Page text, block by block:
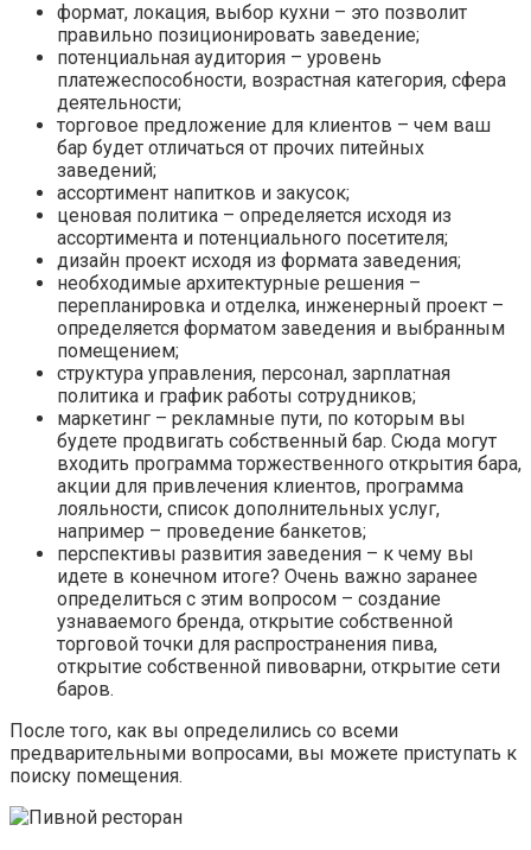
формат, локация, выбор кухни – это позволит
правильно позиционировать заведение;
потенциальная аудитория – уровень
платежеспособности, возрастная категория, сфера
деятельности;
торговое предложение для клиентов – чем ваш
бар будет отличаться от прочих питейных
заведений;
ассортимент напитков и закусок;
ценовая политика – определяется исходя из
ассортимента и потенциального посетителя;
дизайн проект исходя из формата заведения;
необходимые архитектурные решения –
перепланировка и отделка, инженерный проект –
определяется форматом заведения и выбранным
помещением;
структура управления, персонал, зарплатная
политика и график работы сотрудников;
маркетинг – рекламные пути, по которым вы
будете продвигать собственный бар. Сюда могут
входить программа торжественного открытия бара,
акции для привлечения клиентов, программа
лояльности, список дополнительных услуг,
например – проведение банкетов;
перспективы развития заведения – к чему вы
идете в конечном итоге? Очень важно заранее
определиться с этим вопросом – создание
узнаваемого бренда, открытие собственной
торговой точки для распространения пива,
открытие собственной пивоварни, открытие сети
баров.
После того, как вы определились со всеми
предварительными вопросами, вы можете приступать к
поиску помещения.